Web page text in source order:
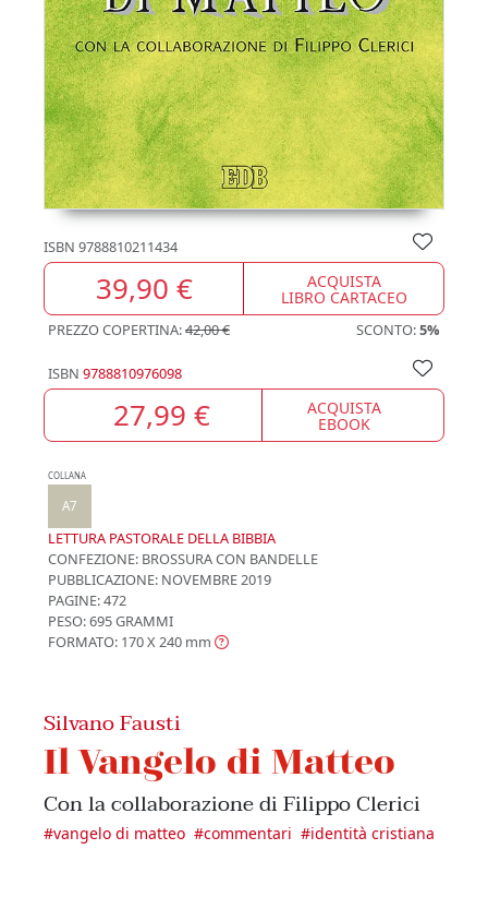
ISBN 9788810211434
39,90 € ACQUISTA
LIBRO CARTACEO
PREZZO COPERTINA:42,00 € SCONTO:5%
ISBN 9788810976098
27,99 € ACQUISTA
EBOOK
COLLANA
A7
LETTURA PASTORALE DELLA BIBBIA
CONFEZIONE: BROSSURA CON BANDELLE
PUBBLICAZIONE: NOVEMBRE 2019
PAGINE: 472
PESO: 695 GRAMMI
FORMATO: 170 X 240 mm
Silvano Fausti
Il Vangelo di Matteo
Con la collaborazione di Filippo Clerici
#vangelo di matteo #commentari #identità cristiana